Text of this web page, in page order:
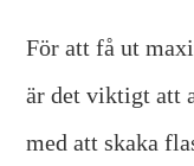
För att få ut
är det viktigt att
med att skaka